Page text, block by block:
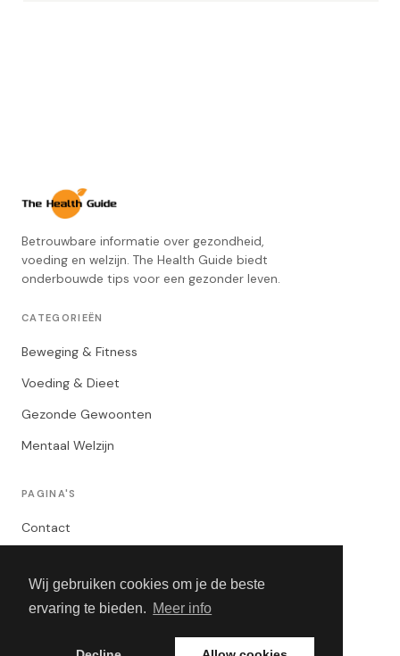
Wij gebruiken cookies om je de beste
ervaring te bieden. Meer info
Betrouwbare informatie over gezondheid,
voeding en welzijn. The Health Guide biedt
onderbouwde tips voor een gezonder leven.
CATEGORIEËN
Beweging & Fitness
Voeding & Dieet
Gezonde Gewoonten
Mentaal Welzijn
PAGINA'S
Contact
Algemene Voorwaarden
Adverteren